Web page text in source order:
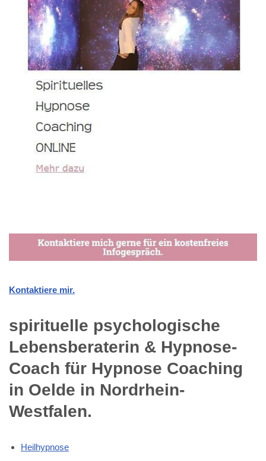
Kontaktiere mir.
spirituelle psychologische
Lebensberaterin & Hypnose-
Coach für Hypnose Coaching
in Oelde in Nordrhein-
Westfalen.
Heilhypnose